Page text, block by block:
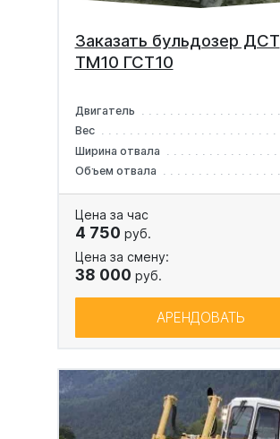
Заказать бульдозер ДСТ
ТМ10 ГСТ10
Двигатель
Вес
Ширина отвала
Объем отвала
Цена за час
4 750 руб.
Цена за смену:
38 000 руб.
АРЕНДОВАТЬ